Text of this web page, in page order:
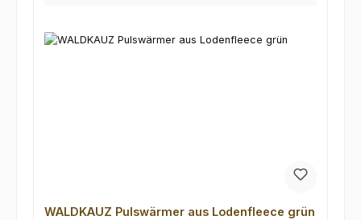
WALDKAUZ Pulswärmer aus Lodenfleece grün